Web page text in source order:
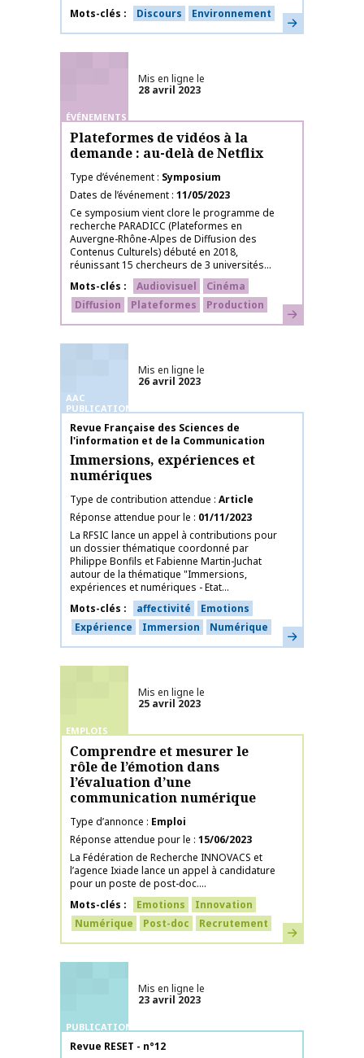
Mots-clés
Discours Environnement En savoir plus
ÉVÉNEMENTS
Mis en ligne le
28 avril 2023
Plateformes de vidéos à la
demande : au-delà de Netflix
Type d’événement Symposium
Dates de l’événement 11/05/2023
Ce symposium vient clore le programme de
recherche PARADICC (Plateformes en
Auvergne-Rhône-Alpes de Diffusion des
Contenus Culturels) débuté en 2018,
réunissant 15 chercheurs de 3 universités...
Mots-clés
Audiovisuel
Cinéma
Diffusion
Plateformes Production En savoir plus
AAC
PUBLICATIONS
Mis en ligne le
26 avril 2023
Nom de la publication
Revue Française des Sciences de
l'information et de la Communication
Immersions, expériences et
numériques
Type de contribution attendue Article
Réponse attendue pour le
01/11/2023
La RFSIC lance un appel à contributions pour
un dossier thématique coordonné par
Philippe Bonfils et Fabienne Martin-Juchat
autour de la thématique "Immersions,
expériences et numériques - Etat...
Mots-clés
affectivité
Emotions
Expérience
Immersion Numérique En savoir plus
EMPLOIS
Mis en ligne le
25 avril 2023
Comprendre et mesurer le
rôle de l’émotion dans
l’évaluation d’une
communication numérique
Type d’annonce
Emploi
Réponse attendue pour le 15/06/2023
La Fédération de Recherche INNOVACS et
l’agence Ixiade lance un appel à candidature
pour un poste de post-doc....
Mots-clés
Emotions
Innovation
Numérique
Post-doc Recrutement En savoir plus
PUBLICATIONS
Mis en ligne le
23 avril 2023
Nom de la publication
Revue RESET - n°12